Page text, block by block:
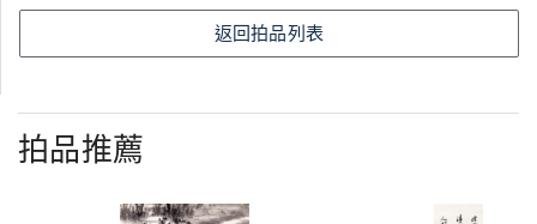
返回拍品列表
拍品推薦